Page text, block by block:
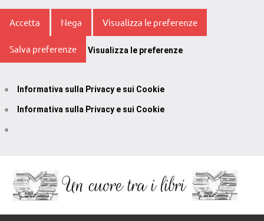
Accetta Nega Visualizza le preferenze
Salva preferenze Visualizza le preferenze
Informativa sulla Privacy e sui Cookie
Informativa sulla Privacy e sui Cookie
contenuto
Un